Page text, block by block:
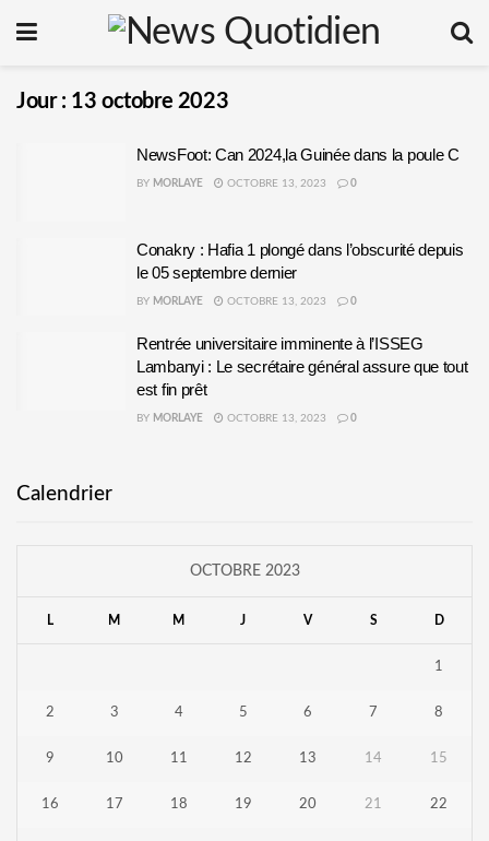
Jour : 13 octobre 2023
NewsFoot: Can 2024,la Guinée dans la poule C
BY MORLAYE OCTOBRE 13, 2023 0
Conakry : Hafia 1 plongé dans l’obscurité depuis
le 05 septembre dernier
BY MORLAYE OCTOBRE 13, 2023 0
Rentrée universitaire imminente à l’ISSEG
Lambanyi : Le secrétaire général assure que tout
est fin prêt
BY MORLAYE OCTOBRE 13, 2023 0
Calendrier
OCTOBRE 2023
L M M J V S D
1
2 3 4 5 6 7 8
9 10 11 12 13 14 15
16 17 18 19 20 21 22